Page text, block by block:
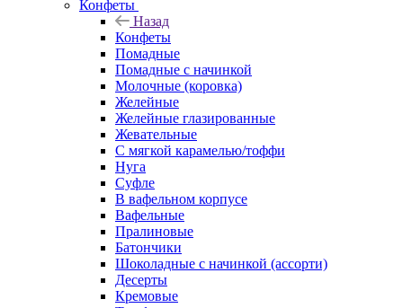
Конфеты
Назад
Конфеты
Помадные
Помадные с начинкой
Молочные (коровка)
Желейные
Желейные глазированные
Жевательные
С мягкой карамелью/тоффи
Нуга
Суфле
В вафельном корпусе
Вафельные
Пралиновые
Батончики
Шоколадные с начинкой (ассорти)
Десерты
Кремовые